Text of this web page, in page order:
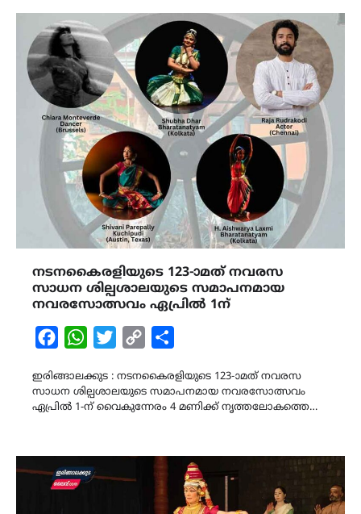
നടനകൈരളിയുടെ 123-ാമത് നവരസ
സാധന ശില്പശാലയുടെ സമാപനമായ
നവരസോത്സവം ഏപ്രിൽ 1ന്
FacebookWhatsAppTwitterCopy
ഇരിങ്ങാലക്കുട : നടനകൈരളിയുടെ 123-ാമത് നവരസ
സാധന ശില്പശാലയുടെ സമാപനമായ നവരസോത്സവം
ഏപ്രിൽ 1-ന് വൈകുന്നേരം 4 മണിക്ക് നൃത്തലോകത്തെ…